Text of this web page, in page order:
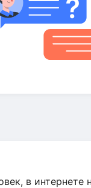
в интернете